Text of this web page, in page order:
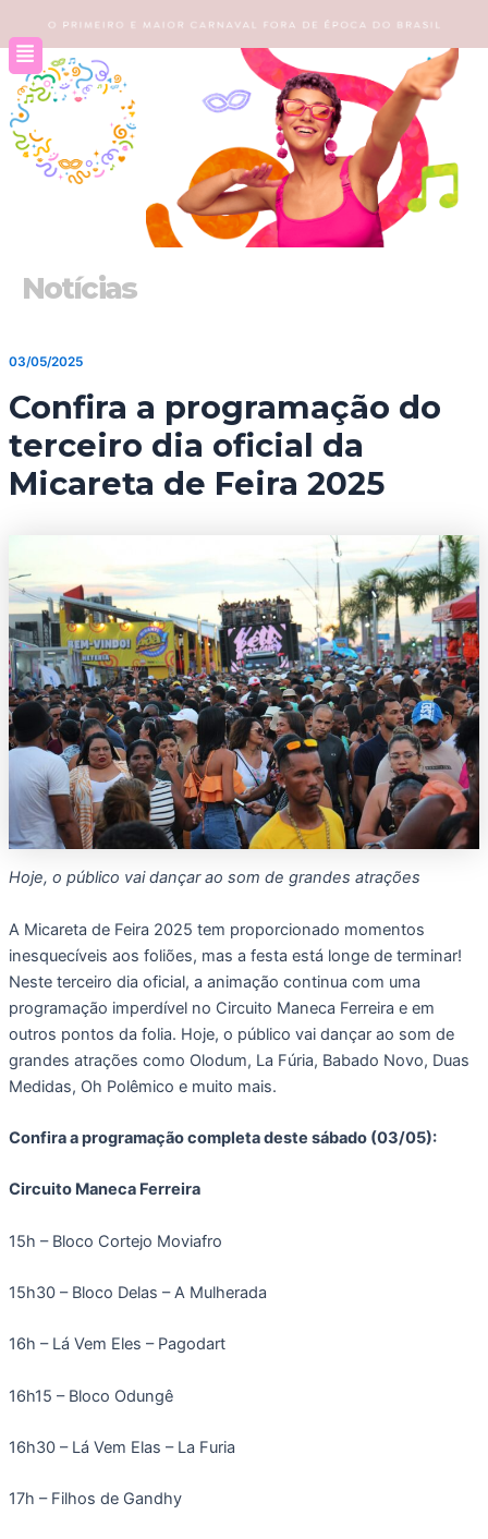
para
conteúdo
Notícias
03/05/2025
Confira a programação do
terceiro dia oficial da
Micareta de Feira 2025
Hoje, o público vai dançar ao som de grandes atrações
A Micareta de Feira 2025 tem proporcionado momentos
inesquecíveis aos foliões, mas a festa está longe de terminar!
Neste terceiro dia oficial, a animação continua com uma
programação imperdível no Circuito Maneca Ferreira e em
outros pontos da folia. Hoje, o público vai dançar ao som de
grandes atrações como Olodum, La Fúria, Babado Novo, Duas
Medidas, Oh Polêmico e muito mais.
Confira a programação completa deste sábado (03/05):
Circuito Maneca Ferreira
15h – Bloco Cortejo Moviafro
15h30 – Bloco Delas – A Mulherada
16h – Lá Vem Eles – Pagodart
16h15 – Bloco Odungê
16h30 – Lá Vem Elas – La Furia
17h – Filhos de Gandhy